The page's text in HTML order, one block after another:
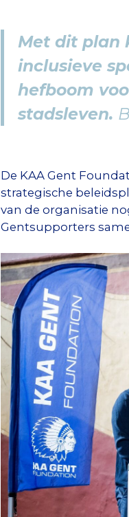
Met dit plan
inclusieve
hefboom
stadsleven.
De KAA Gent
strategische
van de organisatie
Gentsupporters